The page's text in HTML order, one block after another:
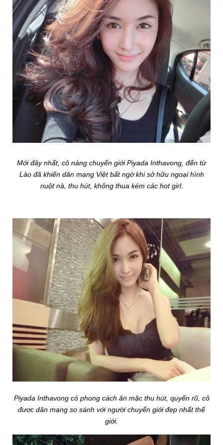
Mới đây nhất, cô nàng chuyển giới Piyada Inthavong, đến từ
Lào đã khiến dân mạng Việt bất ngờ khi sở hữu ngoại hình
nuột nà, thu hút, không thua kém các hot girl.
Piyada Inthavong có phong cách ăn mặc thu hút, quyến rũ, cô
được dân mạng so sánh với người chuyển giới đẹp nhất thế
giới.